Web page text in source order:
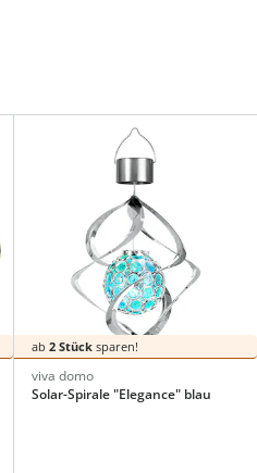
ab 2 Stücksparen!
viva domo
Solar-Spirale "Elegance" blau